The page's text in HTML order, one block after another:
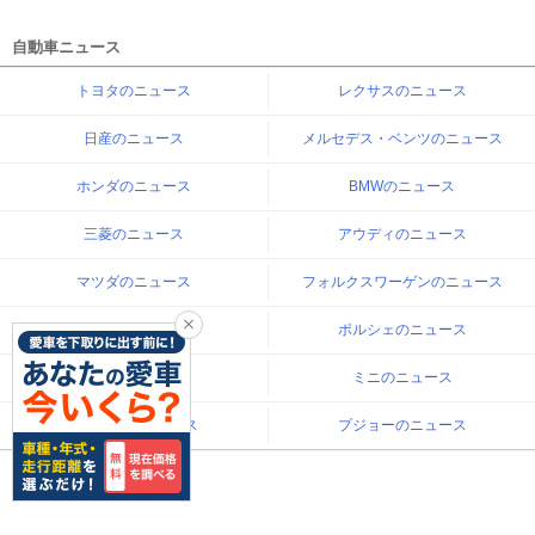
自動車ニュース
トヨタのニュース レクサスのニュース
日産のニュース メルセデス・ベンツのニュース
ホンダのニュース BMWのニュース
三菱のニュース アウディのニュース
マツダのニュース フォルクスワーゲンのニュース
スバルのニュース ポルシェのニュース
スズキのニュース ミニのニュース
ダイハツのニュース プジョーのニュース